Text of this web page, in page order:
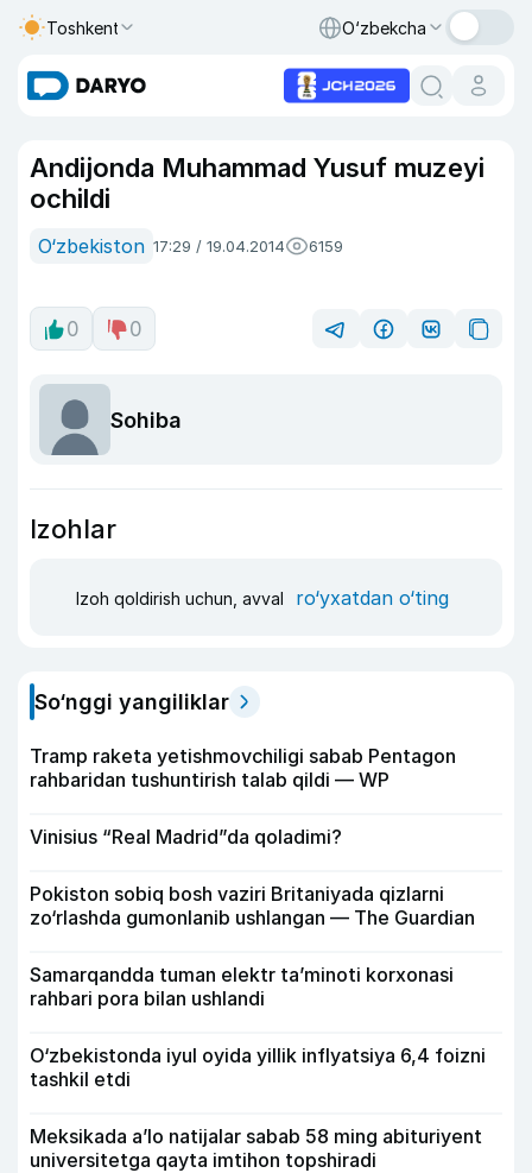
Toshkent O‘zbekcha
Andijonda Muhammad Yusuf muzeyi
ochildi
O‘zbekiston 17:29 / 19.04.2014 6159
0 0
Sohiba
Izohlar
Izoh qoldirish uchun, avval ro‘yxatdan o‘ting
So‘nggi yangiliklar
Tramp raketa yetishmovchiligi sabab Pentagon
rahbaridan tushuntirish talab qildi — WP
Vinisius “Real Madrid”da qoladimi?
Pokiston sobiq bosh vaziri Britaniyada qizlarni
zo‘rlashda gumonlanib ushlangan — The Guardian
Samarqandda tuman elektr ta’minoti korxonasi
rahbari pora bilan ushlandi
O‘zbekistonda iyul oyida yillik inflyatsiya 6,4 foizni
tashkil etdi
Meksikada a’lo natijalar sabab 58 ming abituriyent
universitetga qayta imtihon topshiradi